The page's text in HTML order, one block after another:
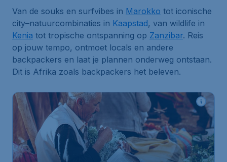
Van de souks en surfvibes in Marokko tot iconische
city–natuurcombinaties in Kaapstad, van wildlife in
Kenia tot tropische ontspanning op Zanzibar. Reis
op jouw tempo, ontmoet locals en andere
backpackers en laat je plannen onderweg ontstaan.
Dit is Afrika zoals backpackers het beleven.